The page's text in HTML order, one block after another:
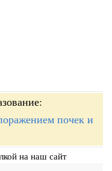
почек и
на наш сайт